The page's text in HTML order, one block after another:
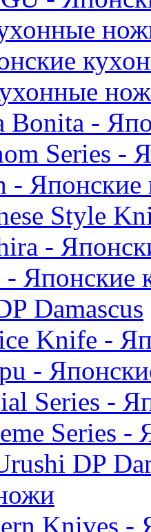
Bonita -
Series -
-
Style
-
Японские
Damascus
Knife -
-
Series -
Series -
DP
Knives -